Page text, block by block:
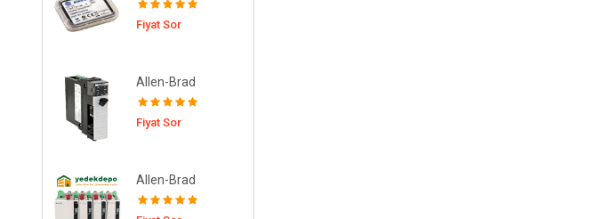
Fiyat Sor
Allen-Bradley 1756-L73K ControlLogix 5570 Processor, Conformal Coated
Fiyat Sor
Allen-Bradley 2094-BM03-S Kinetix 6000 Axis Module 400/460V 30A Inverter, Safety